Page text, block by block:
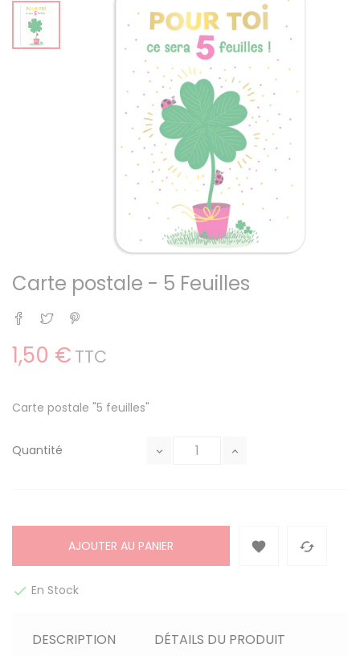
Carte postale - 5 Feuilles
Partager
Tweet
1,50 € TTC
Carte postale "5 feuilles"
Quantité
AJOUTER AU PANIER  
 En Stock
DESCRIPTION DÉTAILS DU PRODUIT